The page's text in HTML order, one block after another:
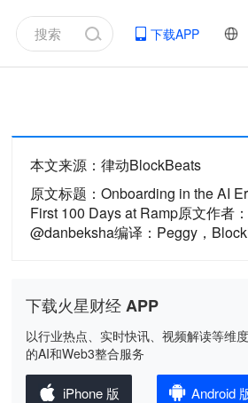
下载APP
本文来源 ： 律动BlockBeats
原文标题 ： Onboarding in the AI
First 100 Days at Ramp原文作者：
@danbeksha编译：Peggy，
下载火星财经 APP
以行业热点、实时快讯、视频解读等维
的AI和Web3整合服务
iPhone 版 Android